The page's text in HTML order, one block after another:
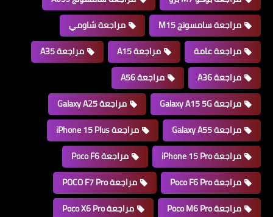
مراجعة سامسونج M15
مراجعة شاومي
مراجعة عامة
مراجعة A15
مراجعة A35
مراجعة A36
مراجعة A56
مراجعة Galaxy A15 5G
مراجعة Galaxy A25
مراجعة Galaxy A55
مراجعة iPhone 15 Plus
مراجعة iPhone 15 Pro
مراجعة Poco F6
مراجعة Poco F6 Pro
مراجعة POCO F7 Pro
مراجعة Poco M6 Pro
مراجعة Poco X6 Pro